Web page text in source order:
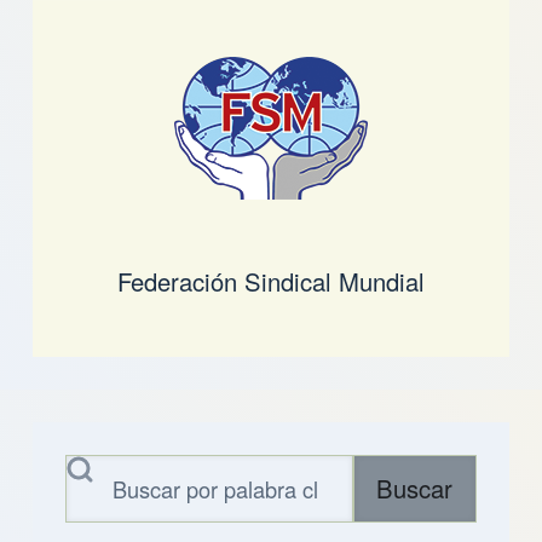
Federación Sindical Mundial
Buscar